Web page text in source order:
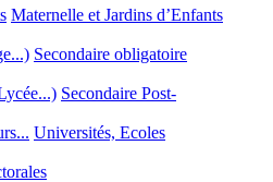
Maternelle et Jardins d’Enfants
Secondaire obligatoire
Secondaire Post-
Universités, Ecoles